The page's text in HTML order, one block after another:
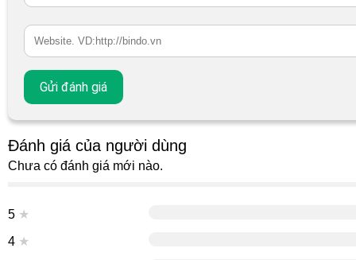
Đánh giá của người dùng
Chưa có đánh giá mới nào.
5 ★
4 ★